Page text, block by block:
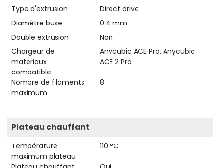
Type d'extrusion
Direct drive
Diamètre buse
0.4 mm
Double extrusion
Non
Chargeur de
matériaux
compatible
Anycubic ACE Pro, Anycubic
ACE 2 Pro
Nombre de filaments
maximum
8
Plateau chauffant
Température
maximum plateau
110 °C